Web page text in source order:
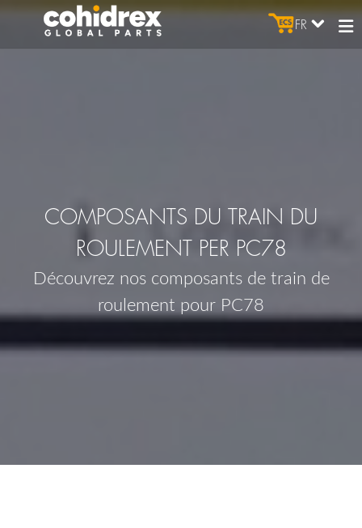
FR
COMPOSANTS DU TRAIN DU
ROULEMENT PER PC78
Découvrez nos composants de train de
roulement pour PC78